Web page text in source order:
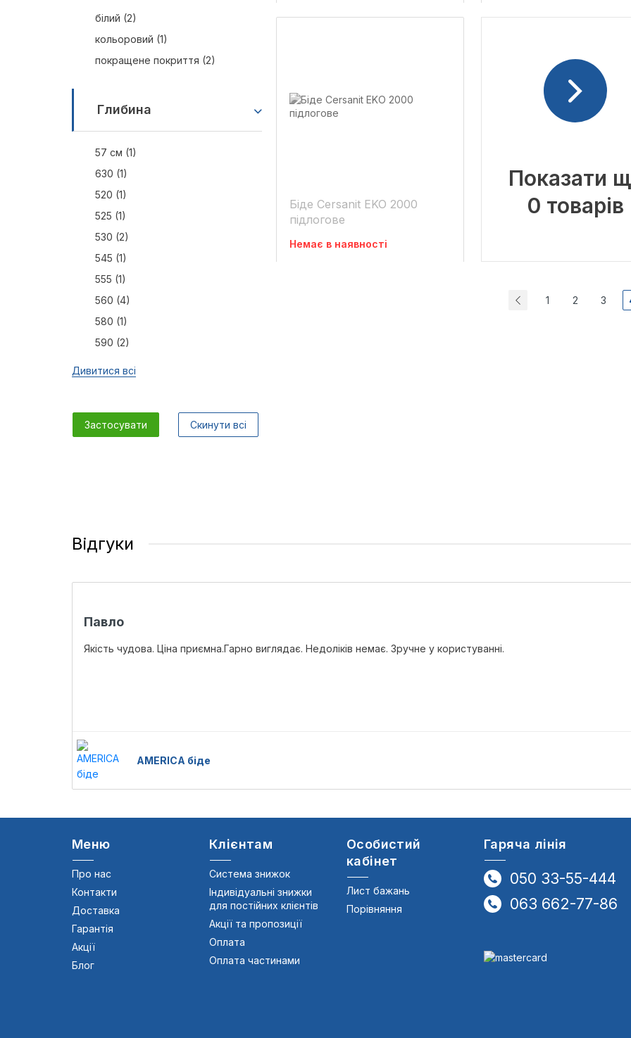
білий (2)
кольоровий (1)
покращене покриття (2)
Глибина
57 см (1)
630 (1)
520 (1)
525 (1)
530 (2)
545 (1)
555 (1)
560 (4)
580 (1)
590 (2)
Дивитися всі
Застосувати Скинути всі
Біде Cersanit EKO 2000
підлогове
Немає в наявності
Показати
0 товарів
1 2 3
Відгуки
Павло
Якість чудова. Ціна приємна.Гарно виглядає. Недоліків немає. Зручне у користуванні.
AMERICA біде
Меню
Про нас
Контакти
Доставка
Гарантія
Акції
Блог
Клієнтам
Система знижок
Індивідуальні знижки
для постійних клієнтів
Акції та пропозиції
Оплата
Оплата частинами
Особистий
кабінет
Лист бажань
Порівняння
Гаряча лінія
050 33-55-444
063 662-77-86